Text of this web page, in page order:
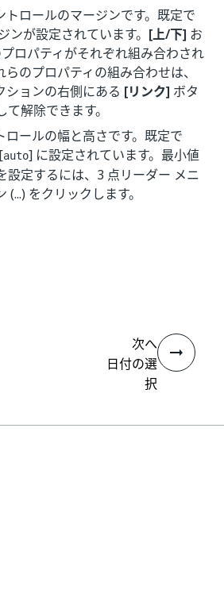
トロールのマージンです。既定で
ンが設定されています。 [上/下] お
ロパティがそれぞれ組み合わされ
らのプロパティの組み合わせは、
ションの右側にある [リンク] ボタ
解除できます。
ロールの幅と高さです。既定で
auto] に設定されています。最小値
設定するには、3 点リーダー メニ
(...) をクリックします。
次へ
日付の選
択